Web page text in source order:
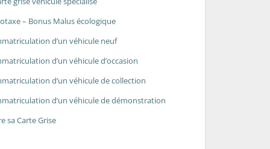
– Bonus Malus écologique
d’un véhicule neuf
d’un véhicule d’occasion
d’un véhicule de collection
d’un véhicule de démonstration
sa Carte Grise